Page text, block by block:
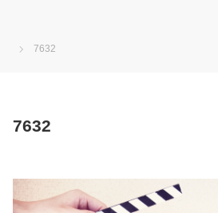
7632
7632